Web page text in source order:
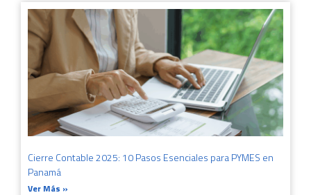
Cierre Contable 2025: 10 Pasos Esenciales para PYMES en
Panamá
Ver Más »